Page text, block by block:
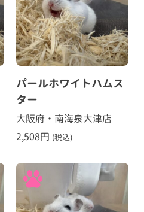
パールホワイトハムス
ター
大阪府・南海泉大津店
2,508円 (税込)